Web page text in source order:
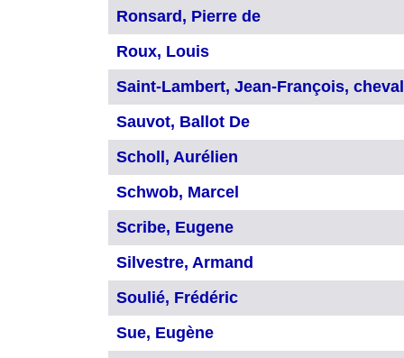
Ronsard, Pierre de
Roux, Louis
Saint-Lambert, Jean-François,
Sauvot, Ballot De
Scholl, Aurélien
Schwob, Marcel
Scribe, Eugene
Silvestre, Armand
Soulié, Frédéric
Sue, Eugène